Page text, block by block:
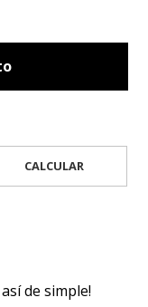
CALCULAR
de simple!